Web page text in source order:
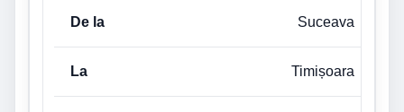
Suceava
Timișoara